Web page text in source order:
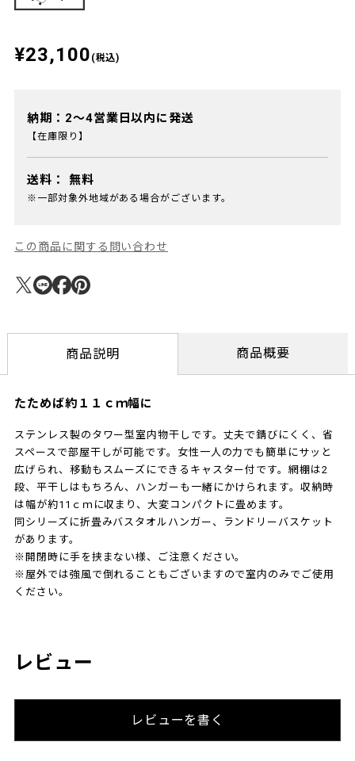
¥23,100 (税込)
納期：2～4営業日以内に発送
【在庫限り】
送料： 無料
※一部対象外地域がある場合がございます。
この商品に関する問い合わせ
商品説明 商品概要
たためば約１１ｃｍ幅に
ステンレス製のタワー型室内物干しです。丈夫で錆びにくく、省
スペースで部屋干しが可能です。女性一人の力でも簡単にサッと
広げられ、移動もスムーズにできるキャスター付です。網棚は2
段、平干しはもちろん、ハンガーも一緒にかけられます。収納時
は幅が約11ｃｍに収まり、大変コンパクトに畳めます。
同シリーズに折畳みバスタオルハンガー、ランドリーバスケット
があります。
※開閉時に手を挟まない様、ご注意ください。
※屋外では強風で倒れることもございますので室内のみでご使用
ください。
レビュー
レビューを書く